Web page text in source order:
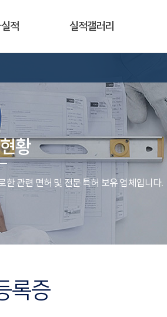
적 실적갤러리
황
관련 면허 및 전문 특허 보유 업체입니다.
록증